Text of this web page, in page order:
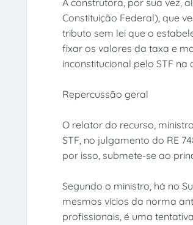
A construtora, por sua vez,
Constituição Federal), que
tributo sem lei que o
fixar os valores da taxa e
inconstitucional pelo STF na
Repercussão geral
O relator do recurso,
STF, no julgamento do RE
por isso, submete-se ao
Segundo o ministro, há no
mesmos vícios da norma
profissionais, é uma